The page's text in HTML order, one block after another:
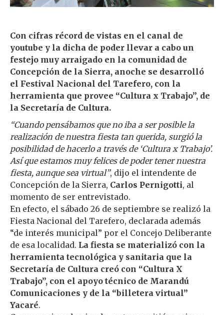
Con cifras récord de vistas en el canal de
youtube y la dicha de poder llevar a cabo un
festejo muy arraigado en la comunidad de
Concepción de la Sierra, anoche se desarrolló
el Festival Nacional del Tarefero, con la
herramienta que provee “Cultura x Trabajo”, de
la Secretaría de Cultura.
“Cuando pensábamos que no iba a ser posible la
realización de nuestra fiesta tan querida, surgió la
posibilidad de hacerlo a través de ‘Cultura x Trabajo’.
Así que estamos muy felices de poder tener nuestra
fiesta, aunque sea virtual”, dijo el intendente de
Concepción de la Sierra, Carlos Pernigotti, al
momento de ser entrevistado.
En efecto, el sábado 26 de septiembre se realizó la
Fiesta Nacional del Tarefero, declarada además
“de interés municipal” por el Concejo Deliberante
de esa localidad. La fiesta se materializó con la
herramienta tecnológica y sanitaria que la
Secretaría de Cultura creó con “Cultura X
Trabajo”, con el apoyo técnico de Marandú
Comunicaciones y de la “billetera virtual”
Yacaré.